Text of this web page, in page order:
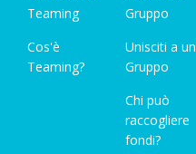
Teaming
Cos'è
Teaming?
Gruppo
Unisciti a un
Gruppo
Chi può
raccogliere
fondi?